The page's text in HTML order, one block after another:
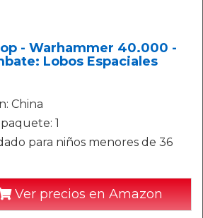
- Warhammer 40.000 -
Lobos Espaciales
China
1
para niños menores de 36
Ver precios en Amazon